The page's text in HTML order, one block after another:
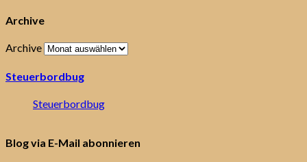
Archive
Archive
Steuerbordbug
Steuerbordbug
Blog via E-Mail abonnieren